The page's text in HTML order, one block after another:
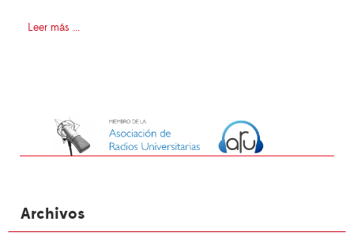
Leer más ...
Archivos